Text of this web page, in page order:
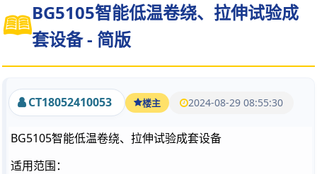
BG5105智能低温卷绕、拉伸试验成
套设备 - 简版
CT18052410053 楼主 2024-08-29 08:55:30
BG5105智能低温卷绕、拉伸试验成套设备
适用范围：